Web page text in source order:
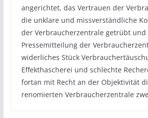
angerichtet, das Vertrauen der
die unklare und missverständliche
der Verbraucherzentrale getrübt und
Pressemitteilung der
widerliches Stück
Effekthascherei und schlechte
fortan mit Recht an der Objektivität
renomierten Verbraucherzentrale